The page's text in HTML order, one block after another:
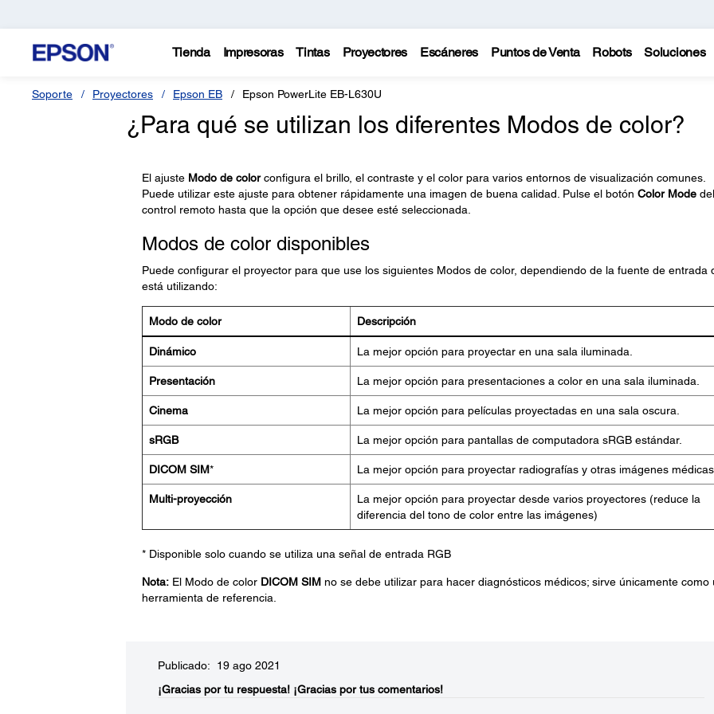
Tienda Impresoras Tintas Proyectores Escáneres Puntos de Venta Robots Soluciones
Soporte Proyectores Epson EB Epson PowerLite EB-L630U
¿Para qué se utilizan los diferentes Modos de color?
El ajuste Modo de colorconfigura el brillo, el contraste y el color para varios entornos de visualización comunes.
Puede utilizar este ajuste para obtener rápidamente una imagen de buena calidad. Pulse el botón Color Modedel
control remoto hasta que la opción que desee esté seleccionada.
Modos de color disponibles
Puede configurar el proyector para que use los siguientes Modos de color, dependiendo de la fuente de entrada
está utilizando:
Modo de color Descripción
Dinámico La mejor opción para proyectar en una sala iluminada.
Presentación La mejor opción para presentaciones a color en una sala iluminada.
Cinema La mejor opción para películas proyectadas en una sala oscura.
sRGB La mejor opción para pantallas de computadora sRGB estándar.
DICOM SIM* La mejor opción para proyectar radiografías y otras imágenes médicas.
Multi-proyección
La mejor opción para proyectar desde varios proyectores (reduce la
diferencia del tono de color entre las imágenes)
* Disponible solo cuando se utiliza una señal de entrada RGB
Nota:El Modo de color DICOM SIMno se debe utilizar para hacer diagnósticos médicos; sirve únicamente como
herramienta de referencia.
Publicado: 19 ago 2021
¡Gracias por tu respuesta! ¡Gracias por tus comentarios!